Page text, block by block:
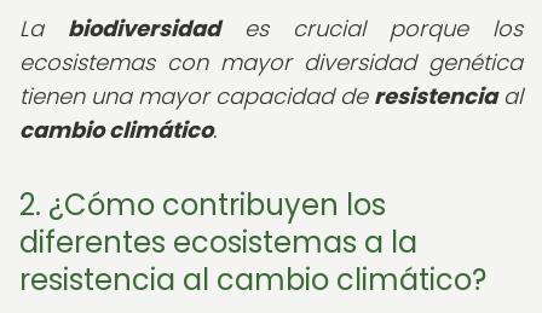
La biodiversidades crucial porque los
ecosistemas con mayor diversidad genética
tienen una mayor capacidad de resistenciaal
cambio climático.
2. ¿Cómo contribuyen los
diferentes ecosistemas a la
resistencia al cambio climático?